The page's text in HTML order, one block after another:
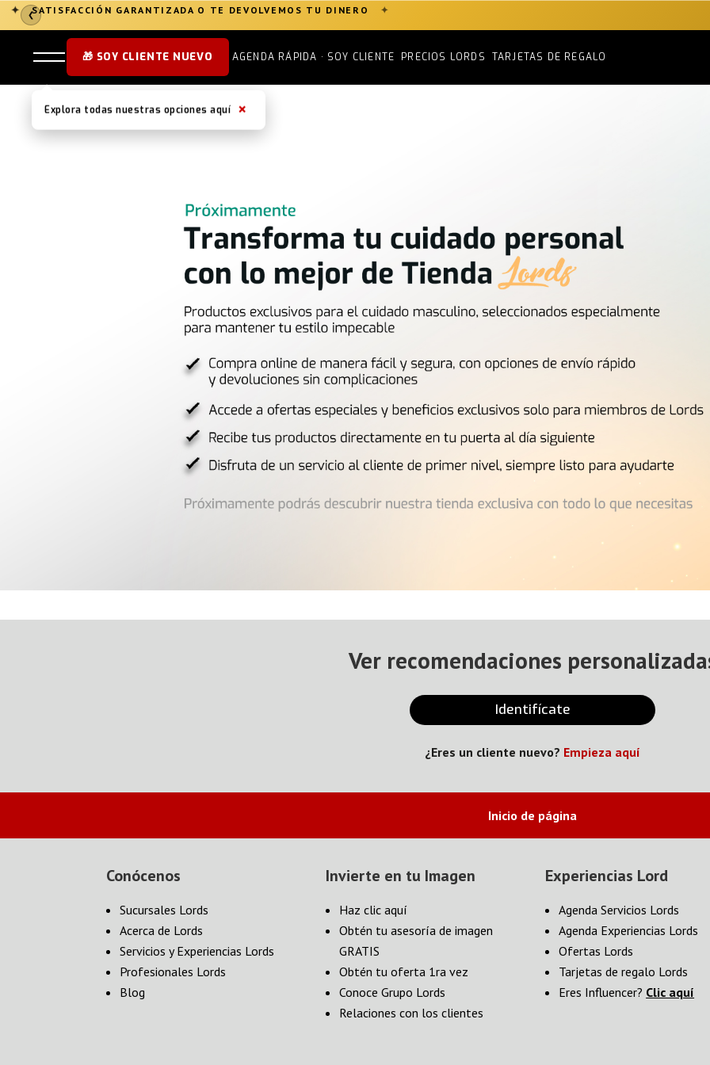
❮
✦ SATISFACCIÓN GARANTIZADA O TE DEVOLVEMOS TU DINERO ✦
Explora todas nuestras opciones aquí ×
🎁 SOY CLIENTE NUEVO AGENDA RÁPIDA · SOY CLIENTE PRECIOS LORDS TARJETAS DE REGALO
Ver recomendaciones
Identifícate
¿Eres un cliente nuevo? Empieza aquí
Inicio de página
Conócenos
Sucursales Lords
Acerca de Lords
Servicios y Experiencias Lords
Profesionales Lords
Blog
Invierte en tu Imagen
Haz clic aquí
Obtén tu asesoría de imagen
GRATIS
Obtén tu oferta 1ra vez
Conoce Grupo Lords
Relaciones con los clientes
Experiencias Lord
Agenda Servicios Lords
Agenda Experiencias Lords
Ofertas Lords
Tarjetas de regalo Lords
Eres Influencer? Clic aquí